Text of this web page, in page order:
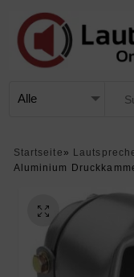
Startseite »
Aluminium